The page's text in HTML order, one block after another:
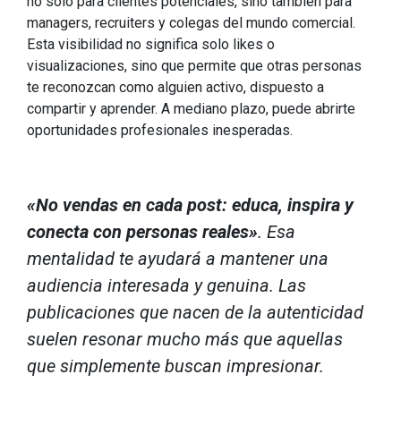
managers, recruiters y colegas del mundo comercial.
Esta visibilidad no significa solo likes o
visualizaciones, sino que permite que otras personas
te reconozcan como alguien activo, dispuesto a
compartir y aprender. A mediano plazo, puede abrirte
oportunidades profesionales inesperadas.
«No vendas en cada post: educa, inspira y
conecta con personas reales». Esa
mentalidad te ayudará a mantener una
audiencia interesada y genuina. Las
publicaciones que nacen de la autenticidad
suelen resonar mucho más que aquellas
que simplemente buscan impresionar.